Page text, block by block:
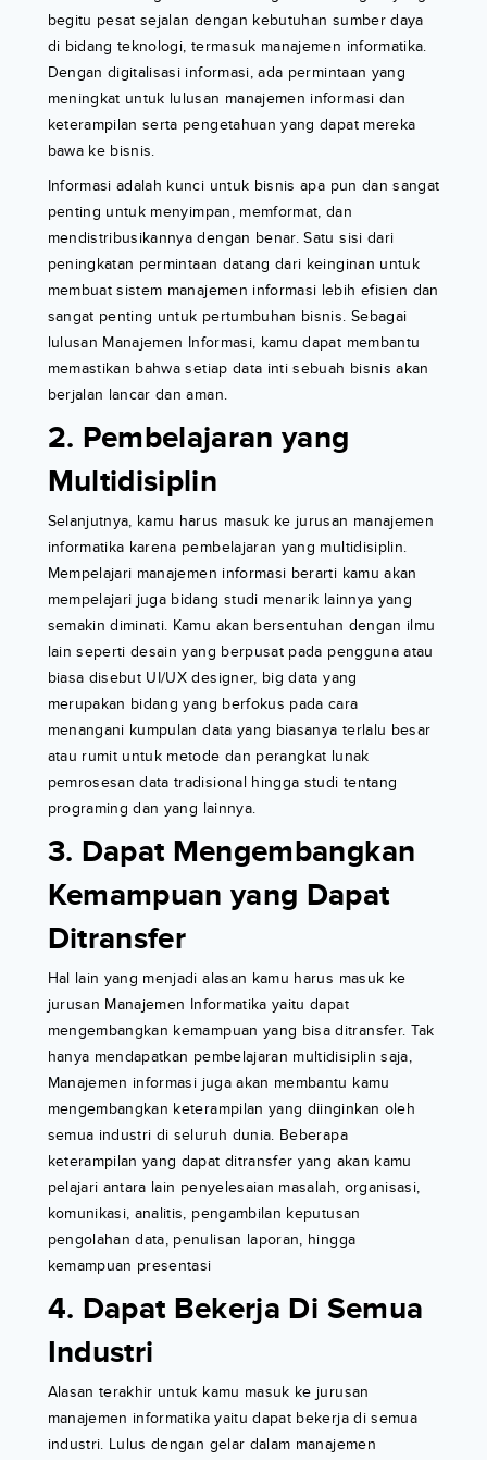
begitu pesat sejalan dengan kebutuhan sumber daya
di bidang teknologi, termasuk manajemen informatika.
Dengan digitalisasi informasi, ada permintaan yang
meningkat untuk lulusan manajemen informasi dan
keterampilan serta pengetahuan yang dapat mereka
bawa ke bisnis.
Informasi adalah kunci untuk bisnis apa pun dan sangat
penting untuk menyimpan, memformat, dan
mendistribusikannya dengan benar. Satu sisi dari
peningkatan permintaan datang dari keinginan untuk
membuat sistem manajemen informasi lebih efisien dan
sangat penting untuk pertumbuhan bisnis. Sebagai
lulusan Manajemen Informasi, kamu dapat membantu
memastikan bahwa setiap data inti sebuah bisnis akan
berjalan lancar dan aman.
2. Pembelajaran yang
Multidisiplin
Selanjutnya, kamu harus masuk ke jurusan manajemen
informatika karena pembelajaran yang multidisiplin.
Mempelajari manajemen informasi berarti kamu akan
mempelajari juga bidang studi menarik lainnya yang
semakin diminati. Kamu akan bersentuhan dengan ilmu
lain seperti desain yang berpusat pada pengguna atau
biasa disebut UI/UX designer, big data yang
merupakan bidang yang berfokus pada cara
menangani kumpulan data yang biasanya terlalu besar
atau rumit untuk metode dan perangkat lunak
pemrosesan data tradisional hingga studi tentang
programing dan yang lainnya.
3. Dapat Mengembangkan
Kemampuan yang Dapat
Ditransfer
Hal lain yang menjadi alasan kamu harus masuk ke
jurusan Manajemen Informatika yaitu dapat
mengembangkan kemampuan yang bisa ditransfer. Tak
hanya mendapatkan pembelajaran multidisiplin saja,
Manajemen informasi juga akan membantu kamu
mengembangkan keterampilan yang diinginkan oleh
semua industri di seluruh dunia. Beberapa
keterampilan yang dapat ditransfer yang akan kamu
pelajari antara lain penyelesaian masalah, organisasi,
komunikasi, analitis, pengambilan keputusan
pengolahan data, penulisan laporan, hingga
kemampuan presentasi
4. Dapat Bekerja Di Semua
Industri
Alasan terakhir untuk kamu masuk ke jurusan
manajemen informatika yaitu dapat bekerja di semua
industri. Lulus dengan gelar dalam manajemen